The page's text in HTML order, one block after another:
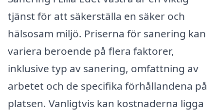
tjänst för att säkerställa en säker och
hälsosam miljö. Priserna för sanering kan
variera beroende på flera faktorer,
inklusive typ av sanering, omfattning av
arbetet och de specifika förhållandena på
platsen. Vanligtvis kan kostnaderna ligga